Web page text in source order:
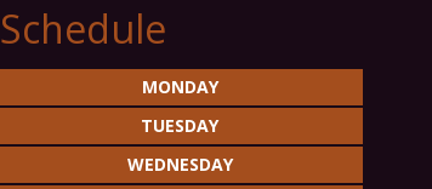
Schedule
MONDAY
TUESDAY
WEDNESDAY